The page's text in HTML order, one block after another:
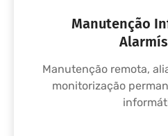
Manutenção
Manutenção remota,
monitorização